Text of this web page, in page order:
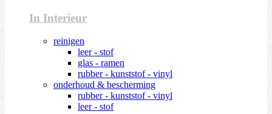
In Interieur
reinigen
leer - stof
glas - ramen
rubber - kunststof - vinyl
onderhoud & bescherming
rubber - kunststof - vinyl
leer - stof